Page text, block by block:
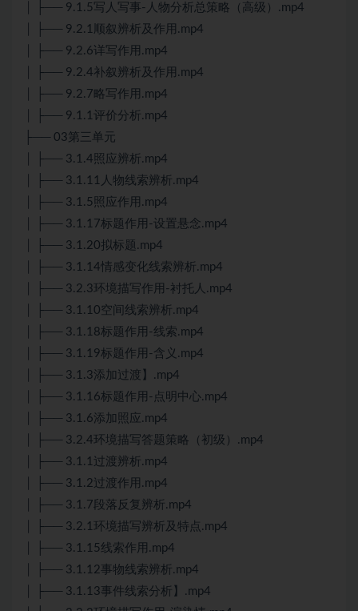
│ ├── 9.1.5写人写事-人物分析总策略（高级）.mp4
│ ├── 9.2.1顺叙辨析及作用.mp4
│ ├── 9.2.6详写作用.mp4
│ ├── 9.2.4补叙辨析及作用.mp4
│ ├── 9.2.7略写作用.mp4
│ ├── 9.1.1评价分析.mp4
├── 03第三单元
│ ├── 3.1.4照应辨析.mp4
│ ├── 3.1.11人物线索辨析.mp4
│ ├── 3.1.5照应作用.mp4
│ ├── 3.1.17标题作用-设置悬念.mp4
│ ├── 3.1.20拟标题.mp4
│ ├── 3.1.14情感变化线索辨析.mp4
│ ├── 3.2.3环境描写作用-衬托人.mp4
│ ├── 3.1.10空间线索辨析.mp4
│ ├── 3.1.18标题作用-线索.mp4
│ ├── 3.1.19标题作用-含义.mp4
│ ├── 3.1.3添加过渡】.mp4
│ ├── 3.1.16标题作用-点明中心.mp4
│ ├── 3.1.6添加照应.mp4
│ ├── 3.2.4环境描写答题策略（初级）.mp4
│ ├── 3.1.1过渡辨析.mp4
│ ├── 3.1.2过渡作用.mp4
│ ├── 3.1.7段落反复辨析.mp4
│ ├── 3.2.1环境描写辨析及特点.mp4
│ ├── 3.1.15线索作用.mp4
│ ├── 3.1.12事物线索辨析.mp4
│ ├── 3.1.13事件线索分析】.mp4